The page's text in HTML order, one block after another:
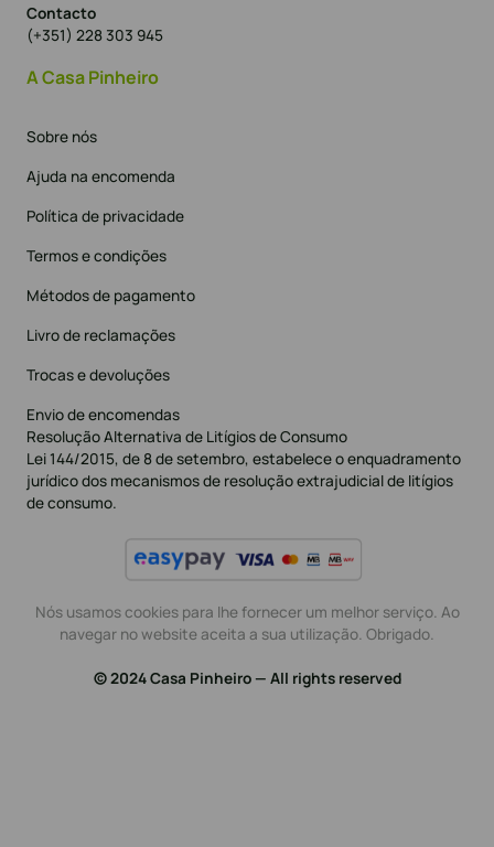
Contacto
(+351) 228 303 945
A Casa Pinheiro
Sobre nós
Ajuda na encomenda
Política de privacidade
Termos e condições
Métodos de pagamento
Livro de reclamações
Trocas e devoluções
Envio de encomendas
Resolução Alternativa de Litígios de Consumo
Lei 144/2015, de 8 de setembro, estabelece o enquadramento
jurídico dos mecanismos de resolução extrajudicial de litígios
de consumo.
Nós usamos cookies para lhe fornecer um melhor serviço. Ao
navegar no website aceita a sua utilização. Obrigado.
© 2024 Casa Pinheiro — All rights reserved